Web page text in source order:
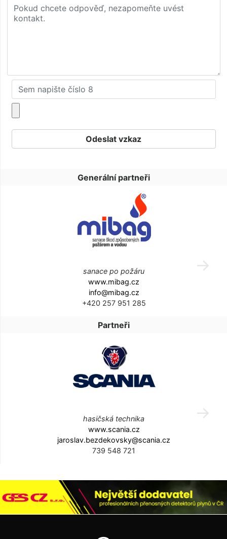
Generální partneři
sanace po požáru
www.mibag.cz
info@mibag.cz
+420 257 951 285
Partneři
hasičská technika
www.scania.cz
jaroslav.bezdekovsky@scania.cz
739 548 721